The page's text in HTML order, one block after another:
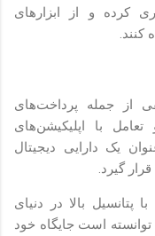
کرده و از ابزارهای
کنند.
از جمله پرداخت‌های
با اپلیکیشن‌های
یک دارایی دیجیتال
گیرد.
پتانسیل بالا در دنیای
است جایگاه خود